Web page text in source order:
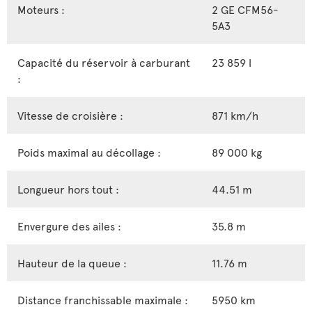
Moteurs :
2 GE CFM56-
5A3
Capacité du réservoir à carburant
:
23 859 l
Vitesse de croisière : 871 km/h
Poids maximal au décollage : 89 000 kg
Longueur hors tout : 44.51 m
Envergure des ailes : 35.8 m
Hauteur de la queue : 11.76 m
Distance franchissable maximale : 5950 km